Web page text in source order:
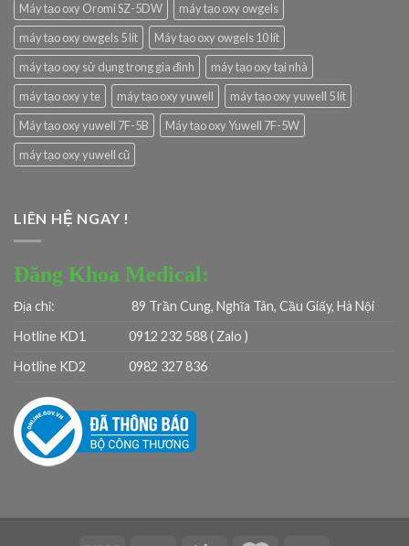
Máy tạo oxy Oromi SZ-5DW
máy tạo oxy owgels
máy tạo oxy owgels 5 lít
Máy tạo oxy owgels 10 lít
máy tạo oxy sử dụng trong gia đình
máy tạo oxy tại nhà
máy tạo oxy y te
máy tạo oxy yuwell
máy tạo oxy yuwell 5 lít
Máy tạo oxy yuwell 7F-5B
Máy tạo oxy Yuwell 7F-5W
máy tạo oxy yuwell cũ
LIÊN HỆ NGAY !
Đăng Khoa Medical:
Địa chỉ:
89 Trần Cung, Nghĩa Tân, Cầu Giấy, Hà Nội
Hotline KD1
0912 232 588 ( Zalo )
Hotline KD2
0982 327 836